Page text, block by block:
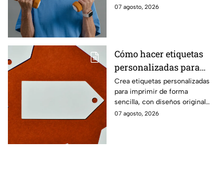
recuperar fuerza, movilidad y
07 agosto, 2026
Cómo hacer etiquetas
personalizadas para
imprimir
Crea etiquetas personalizadas
para imprimir de forma
sencilla, con diseños originales
y detalles adaptados a tus
07 agosto, 2026